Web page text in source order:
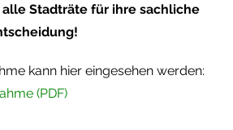
alle Stadträte für ihre sachliche
kann hier eingesehen werden:
(PDF)